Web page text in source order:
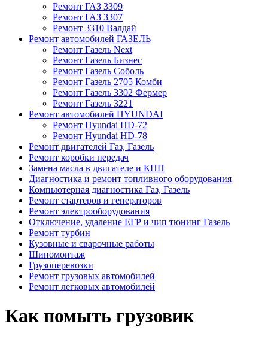
Ремонт ГАЗ 3309
Ремонт ГАЗ 3307
Ремонт 3310 Валдай
Ремонт автомобилей ГАЗЕЛЬ
Ремонт Газель Next
Ремонт Газель Бизнес
Ремонт Газель Соболь
Ремонт Газель 2705 Комби
Ремонт Газель 3302 Фермер
Ремонт Газель 3221
Ремонт автомобилей HYUNDAI
Ремонт Hyundai HD-72
Ремонт Hyundai HD-78
Ремонт двигателей Газ, Газель
Ремонт коробки передач
Замена масла в двигателе и КПП
Диагностика и ремонт топливного оборудования
Компьютерная диагностика Газ, Газель
Ремонт стартеров и генераторов
Ремонт электрооборудования
Отключение, удаление ЕГР и чип тюнинг Газель
Ремонт турбин
Кузовные и сварочные работы
Шиномонтаж
Грузоперевозки
Ремонт грузовых автомобилей
Ремонт легковых автомобилей
Как помыть грузовик